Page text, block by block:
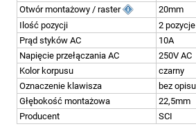
Otwór montażowy / raster
20mm
Ilość pozycji
2 pozycje
Prąd styków AC
10A
Napięcie przełączania AC
250V AC
Kolor korpusu
czarny
Oznaczenie klawisza
bez opisu
Głębokość montażowa
22,5mm
Producent
SCI